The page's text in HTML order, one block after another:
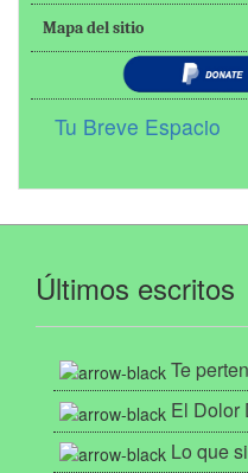
Mapa del sitio
Tu Breve Espacio
Últimos escritos
Te
El Dolor
Lo que